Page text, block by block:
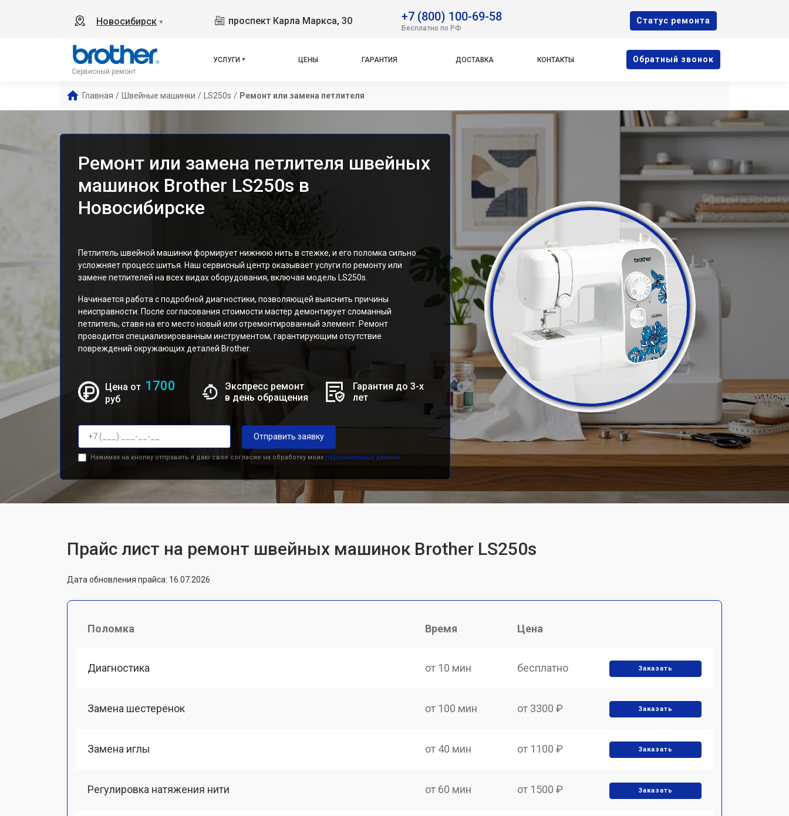
Новосибирск ▼ проспект Карла Маркса, 30 +7 (800) 100-69-58
Бесплатно по РФ
Cтатус ремонта
Сервисный ремонт
УСЛУГИ ЦЕНЫ ГАРАНТИЯ ДОСТАВКА КОНТАКТЫ Oбратный звонок
Главная / Швейные машинки / LS250s / Ремонт или замена петлителя
Ремонт или замена петлителя швейных
машинок Brother LS250s в
Новосибирске
Петлитель швейной машинки формирует нижнюю нить в стежке, и его поломка сильно
усложняет процесс шитья. Наш сервисный центр оказывает услуги по ремонту или
замене петлителей на всех видах оборудования, включая модель LS250s.
Начинается работа с подробной диагностики, позволяющей выяснить причины
неисправности. После согласования стоимости мастер демонтирует сломанный
петлитель, ставя на его место новый или отремонтированный элемент. Ремонт
проводится специализированным инструментом, гарантирующим отсутствие
повреждений окружающих деталей Brother.
Цена от 1700
руб
Экспресс ремонт
в день обращения
Гарантия до 3-х
лет
Отправить заявку
Нажимая на кнопку отправить я даю свое согласие на обработку моих персональных данных.
Прайс лист на ремонт швейных машинок Brother LS250s
Дата обновления прайса: 16.07.2026
Поломка Время Цена
Диагностика от 10 мин бесплатно Заказать
Замена шестеренок от 100 мин от 3300 ₽ Заказать
Замена иглы от 40 мин от 1100 ₽ Заказать
Регулировка натяжения нити от 60 мин от 1500 ₽ Заказать